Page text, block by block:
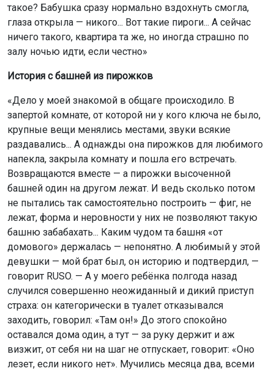
такое? Бабушка сразу нормально вздохнуть смогла,
глаза открыла — никого... Вот такие пироги... А сейчас
ничего такого, квартира та же, но иногда страшно по
залу ночью идти, если честно»
История с башней из пирожков
«Дело у моей знакомой в общаге происходило. В
запертой комнате, от которой ни у кого ключа не было,
крупные вещи менялись местами, звуки всякие
раздавались... А однажды она пирожков для любимого
напекла, закрыла комнату и пошла его встречать.
Возвращаются вместе — а пирожки высоченной
башней один на другом лежат. И ведь сколько потом
не пытались так самостоятельно построить — фиг, не
лежат, форма и неровности у них не позволяют такую
башню забабахать... Каким чудом та башня «от
домового» держалась — непонятно. А любимый у этой
девушки — мой брат был, он историю и подтвердил, —
говорит RUSO. — А у моего ребёнка полгода назад
случился совершенно неожиданный и дикий приступ
страха: он категорически в туалет отказывался
заходить, говорил: «Там он!» До этого спокойно
оставался дома один, а тут — за руку держит и аж
визжит, от себя ни на шаг не отпускает, говорит: «Оно
лезет, если никого нет». Мучились месяца два, всеми